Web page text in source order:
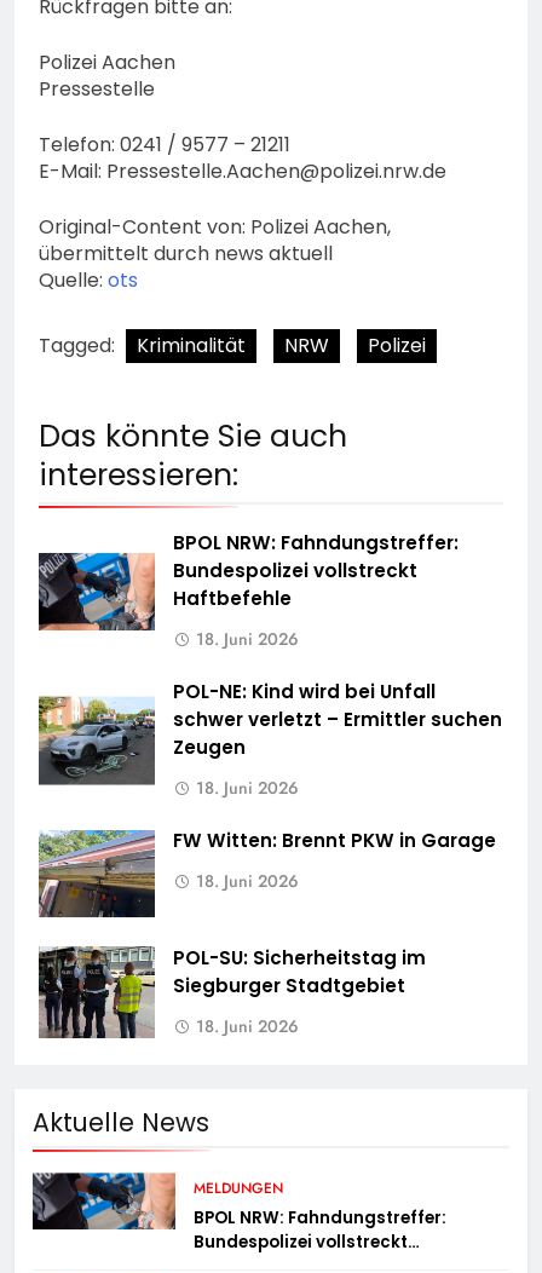
Rückfragen bitte an:
Polizei Aachen
Pressestelle
Telefon: 0241 / 9577 – 21211
E-Mail: Pressestelle.Aachen@polizei.nrw.de
Original-Content von: Polizei Aachen,
übermittelt durch news aktuell
Quelle: ots
Tagged: Kriminalität NRW Polizei
Das könnte Sie auch
interessieren:
BPOL NRW: Fahndungstreffer:
Bundespolizei vollstreckt
Haftbefehle
18. Juni 2026
POL-NE: Kind wird bei Unfall
schwer verletzt – Ermittler suchen
Zeugen
18. Juni 2026
FW Witten: Brennt PKW in Garage
18. Juni 2026
POL-SU: Sicherheitstag im
Siegburger Stadtgebiet
18. Juni 2026
Aktuelle News
MELDUNGEN
BPOL NRW: Fahndungstreffer:
Bundespolizei vollstreckt